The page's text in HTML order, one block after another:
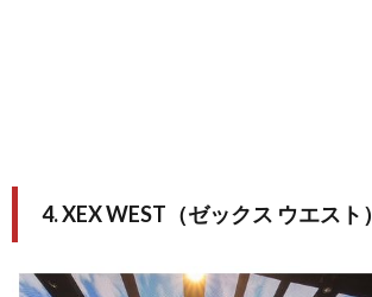
4. XEX WEST（ゼックス ウエスト）